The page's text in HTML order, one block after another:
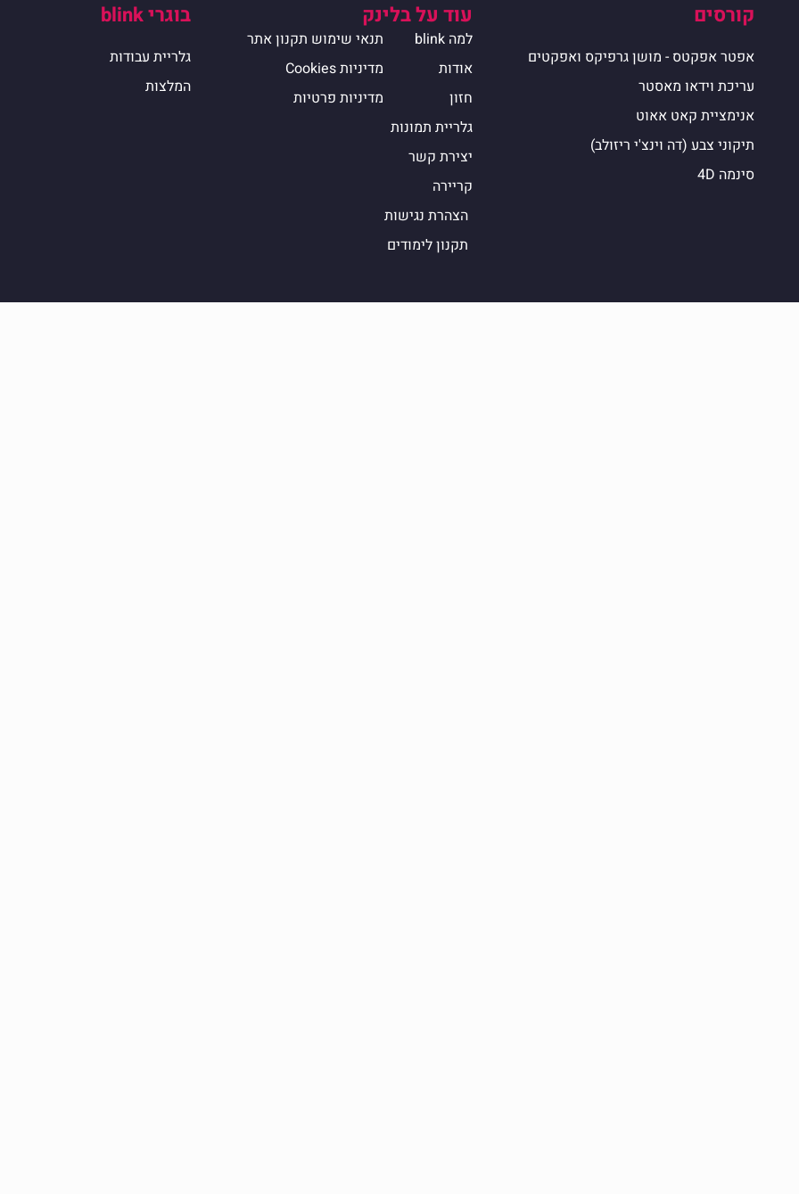
קורסים
אפטר אפקטס - מושן גרפיקס ואפקטים
עריכת וידאו מאסטר
אנימציית קאט אאוט
תיקוני צבע (דה וינצ'י ריזולב)
סינמה 4D
עוד על בלינק
למה blink
אודות
חזון
גלריית תמונות
יצירת קשר
קריירה
הצהרת נגישות
תקנון לימודים
תנאי שימוש תקנון אתר
מדיניות Cookies
מדיניות פרטיות
בוגרי blink
גלריית עבודות
המלצות